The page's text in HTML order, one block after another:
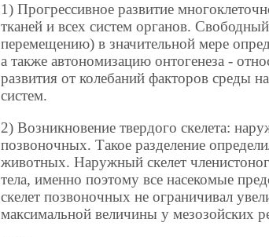
1) Прогрессивное развитие
тканей и всех систем органов.
перемещению) в значительной мере
а также автономизацию онтогенеза -
развития от колебаний факторов среды
систем.
2) Возникновение твердого скелета:
позвоночных. Такое разделение
животных. Наружный скелет
тела, именно поэтому все насекомые
скелет позвоночных не ограничивал
максимальной величины у мезозойских